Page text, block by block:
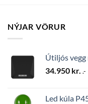
NÝJAR VÖRUR
Útiljós
34.950 kr. .-
Led kúla